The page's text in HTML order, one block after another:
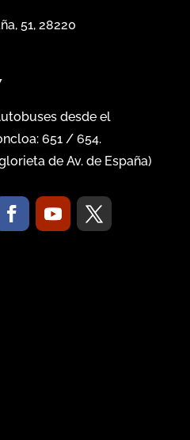
51, 28220
desde el
651/ 654.
de Av. de España)